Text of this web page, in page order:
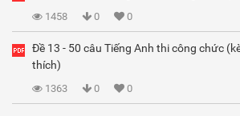
1458 0 0
Đề 13 - 50 câu Tiếng Anh thi công chức
thích)
1363 0 0